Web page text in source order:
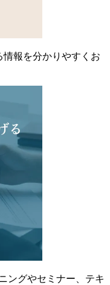
情報を分かりやすくお
ングやセミナー、テキ